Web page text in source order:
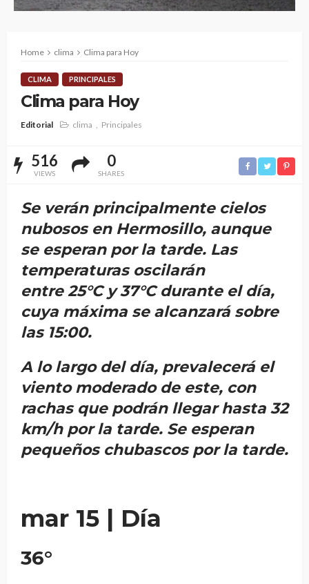
Home clima Clima para Hoy
CLIMA PRINCIPALES
Clima para Hoy
Editorial clima Principales
516
VIEWS
0
SHARES
Se verán principalmente cielos
nubosos en Hermosillo, aunque
se esperan por la tarde. Las
temperaturas oscilarán
entre25°Cy37°Cdurante el día,
cuya máxima se alcanzará sobre
las 15:00.
A lo largo del día, prevalecerá el
viento moderado de este, con
rachas que podrán llegar hasta 32
km/hpor la tarde. Se esperan
pequeños chubascos por la tarde.
mar 15 | Día
36°